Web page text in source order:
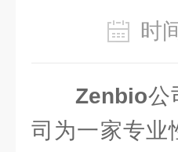
时
Zenbio公
司为一家专业